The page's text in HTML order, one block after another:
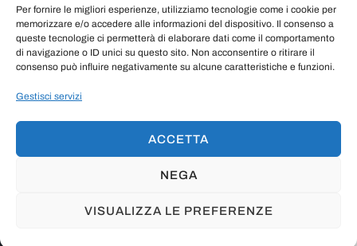
Per fornire le migliori esperienze, utilizziamo tecnologie come i cookie per
memorizzare e/o accedere alle informazioni del dispositivo. Il consenso a
queste tecnologie ci permetterà di elaborare dati come il comportamento
di navigazione o ID unici su questo sito. Non acconsentire o ritirare il
consenso può influire negativamente su alcune caratteristiche e funzioni.
Gestisci servizi
ACCETTA
NEGA
VISUALIZZA LE PREFERENZE
pratico. Nonostante le dimensioni ridotte, abbiamo
ottimizzato ogni centimetro con soluzioni su misura e
finiture eleganti, completando i lavori in tempi rapidi.